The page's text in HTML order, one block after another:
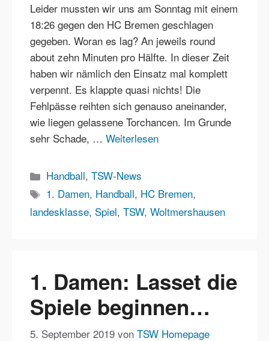
Leider mussten wir uns am Sonntag mit einem
18:26 gegen den HC Bremen geschlagen
gegeben. Woran es lag? An jeweils round
about zehn Minuten pro Hälfte. In dieser Zeit
haben wir nämlich den Einsatz mal komplett
verpennt. Es klappte quasi nichts! Die
Fehlpässe reihten sich genauso aneinander,
wie liegen gelassene Torchancen. Im Grunde
sehr Schade, … Weiterlesen
Kategorien
Handball,TSW-News
Schlagwörter
1. Damen, Handball, HC Bremen,
landesklasse, Spiel, TSW, Woltmershausen
1. Damen: Lasset die
Spiele beginnen…
5. September 2019 von TSW Homepage